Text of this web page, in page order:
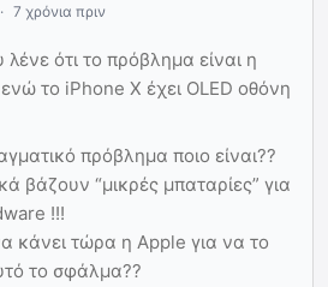
7 χρόνια πριν
λένε ότι το πρόβλημα είναι η
το iPhone X έχει OLED οθόνη
πρόβλημα ποιο είναι??
βάζουν “μικρές μπαταρίες” για
!!!
κάνει τώρα η Apple για να το
το σφάλμα??